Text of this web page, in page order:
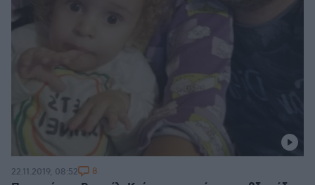
22.11.2019, 08:52 8